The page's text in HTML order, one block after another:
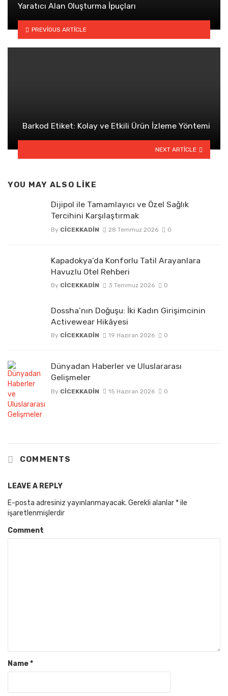
Yaratıcı Alan Oluşturma İpuçları
PREVIOUS ARTICLE
Barkod Etiket: Kolay ve Etkili Ürün İzleme Yöntemi
NEXT ARTICLE
YOU MAY ALSO LIKE
Dijipol ile Tamamlayıcı ve Özel Sağlık
Tercihini Karşılaştırmak
By CICEKKADIN 28 Temmuz 2026 0
Kapadokya’da Konforlu Tatil Arayanlara
Havuzlu Otel Rehberi
By CICEKKADIN 3 Temmuz 2026 0
Dossha’nın Doğuşu: İki Kadın Girişimcinin
Activewear Hikâyesi
By CICEKKADIN 19 Haziran 2026 0
Dünyadan Haberler ve Uluslararası
Gelişmeler
By CICEKKADIN 15 Haziran 2026 0
COMMENTS
LEAVE A REPLY
E-posta adresiniz yayınlanmayacak. Gerekli alanlar *ile
işaretlenmişlerdir
Comment
Name*